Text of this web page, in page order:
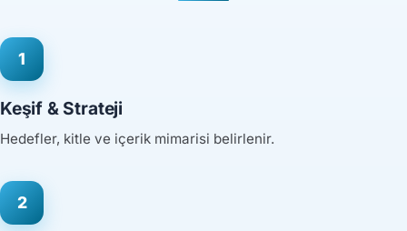
1
Keşif & Strateji
Hedefler, kitle ve içerik mimarisi belirlenir.
2